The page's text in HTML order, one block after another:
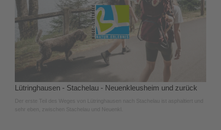
Lütringhausen - Stachelau - Neuenkleusheim und zurück
Der erste Teil des Weges von Lütringhausen nach Stachelau ist asphaltiert und
sehr eben, zwischen Stachelau und Neuenkl.